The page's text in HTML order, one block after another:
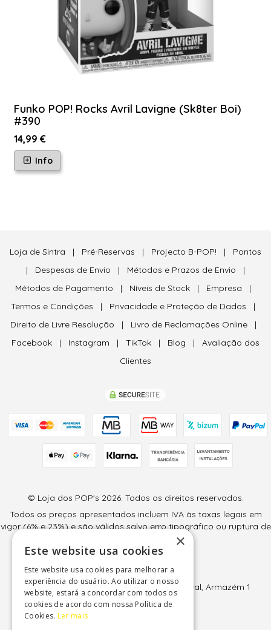
Funko POP! Rocks Avril Lavigne (Sk8ter Boi)
#390
14,99 €
Info
Loja de Sintra | Pré-Reservas | Projecto B-POP! | Pontos
| Despesas de Envio | Métodos e Prazos de Envio |
Métodos de Pagamento | Níveis de Stock | Empresa |
Termos e Condições | Privacidade e Proteção de Dados |
Direito de Livre Resolução | Livro de Reclamações Online|
Facebook | Instagram | TikTok | Blog | Avaliação dos
Clientes
© Loja dos POP's 2026. Todos os direitos reservados.
Todos os preços apresentados incluem IVA às taxas legais em
vigor (6% e 23%) e são válidos salvo erro tipográfico ou ruptura de
Sintralúdica, Lda
EN247, KM65 - Av 11 de Junho 50, Park Charal, Armazém 1
2709-510 Terrugem - Sintra
×
Este website usa cookies
Este website usa cookies para melhorar a
experiência do usuário. Ao utilizar o nosso
website, estará a concordar com todos os
cookies de acordo com nossa Política de
Cookies. Ler mais